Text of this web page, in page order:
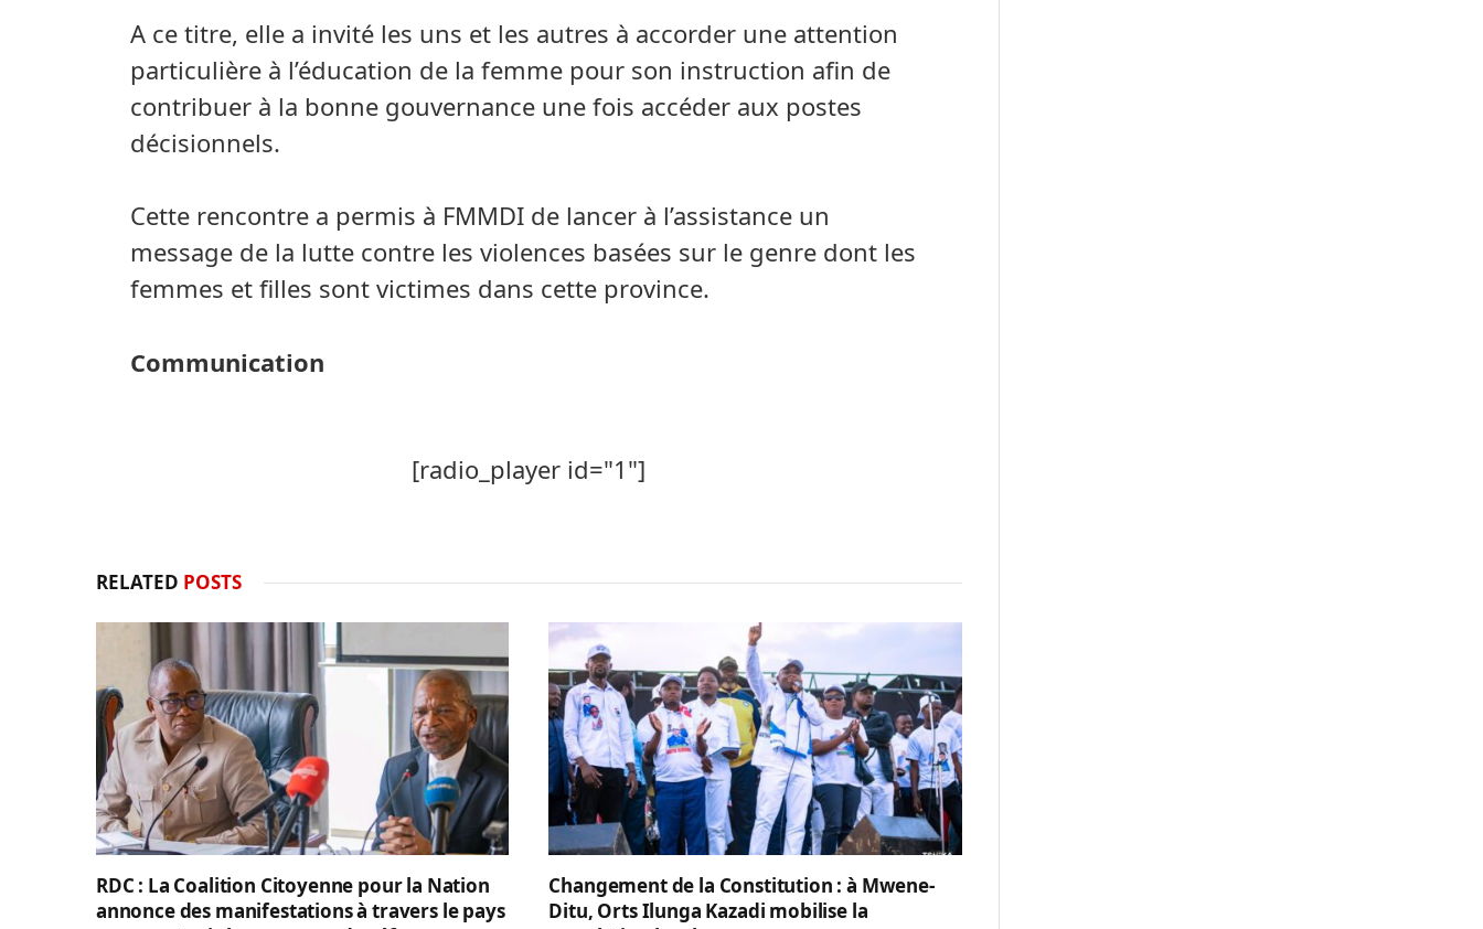
A ce titre, elle a invité les uns et les autres à accorder une attention
particulière à l’éducation de la femme pour son instruction afin de
contribuer à la bonne gouvernance une fois accéder aux postes
décisionnels.
Cette rencontre a permis à FMMDI de lancer à l’assistance un
message de la lutte contre les violences basées sur le genre dont les
femmes et filles sont victimes dans cette province.
Communication
[radio_player id="1"]
RELATED POSTS
RDC : La Coalition Citoyenne pour la Nation
annonce des manifestations à travers le pays
Changement de la Constitution : à Mwene-
Ditu, Orts Ilunga Kazadi mobilise la